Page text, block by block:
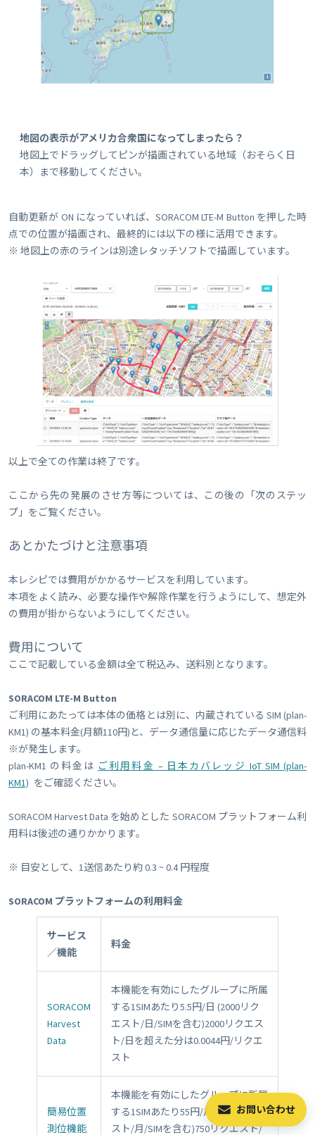
お問い合わせ
地図の表示がアメリカ合衆国になってしまったら？
地図上でドラッグしてピンが描画されている地域（おそらく日
本）まで移動してください。
自動更新が ON になっていれば、SORACOM LTE-M Button を押した時
点での位置が描画され、最終的には以下の様に活用できます。
※ 地図上の赤のラインは別途レタッチソフトで描画しています。
以上で全ての作業は終了です。
ここから先の発展のさせ方等については、この後の「次のステッ
プ」をご覧ください。
あとかたづけと注意事項
本レシピでは費用がかかるサービスを利用しています。
本項をよく読み、必要な操作や解除作業を行うようにして、想定外
の費用が掛からないようにしてください。
費用について
ここで記載している金額は全て税込み、送料別となります。
SORACOM LTE-M Button
ご利用にあたっては本体の価格とは別に、内蔵されている SIM (plan-
KM1) の基本料金(月額110円)と、データ通信量に応じたデータ通信料
※が発生します。
plan-KM1 の料金は ご利用料金 – 日本カバレッジ IoT SIM (plan-
KM1) をご確認ください。
SORACOM Harvest Data を始めとした SORACOM プラットフォーム利
用料は後述の通りかかります。
※ 目安として、1送信あたり約 0.3 ~ 0.4 円程度
SORACOM プラットフォームの利用料金
サービス
／機能
料金
SORACOM
Harvest
Data
本機能を有効にしたグループに所属
する1SIMあたり5.5円/日 (2000リク
エスト/日/SIMを含む)2000リクエス
ト/日を超えた分は0.0044円/リクエ
スト
簡易位置
測位機能
本機能を有効にしたグループに所属
する1SIMあたり55円/月 (750リクエ
スト/月/SIMを含む)750リクエスト/